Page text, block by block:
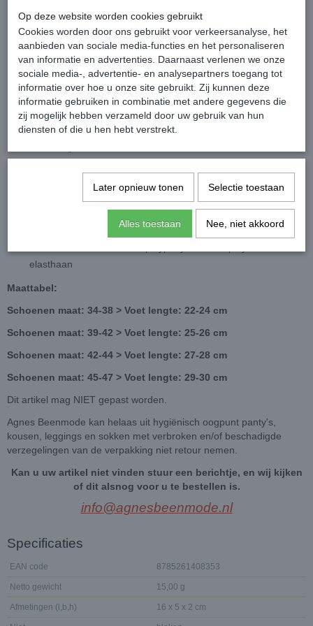
Oeko-Tex certificaat
Patroon: konijn en wortel
Maat: 43-46
2 paar
Kleur: oranje/zwart
Tenen: verstevigd
Hiel: verstevigd
Drukvrije ribboordjes
elasthaan
Maattabel:
Schoenen maat: 34-38 > Voet lengte: 22-24 cm
Schoenen maat: 39-42 > Voet lengte: 25-26 cm
Schoenen maat: 42-44 > Voet lengte: 27-28 cm
Schoenen maat: 45-47 > Voet lengte: 29-30 cm
Dit artikel mag NIET gepast worden.
Agnes Beenmode kan helaas uit hygiënisch oogpunt panty's,
kousen, leggings en sokken met verbroken en/of beschadigde
verzegelingen van de verpakking niet retour nemen.
Kan u uw artikel niet vinden stuur een berichtje, en wij kijken
of dit alsnog voor u te bestellen is.
info@agnesbeenmode.nl
Specificaties
EAN code 8785261408353
Netto gewicht 15,00 g
Afmetingen (l,b,h) 16 x 5 x 2 cm
Op deze website worden cookies gebruikt
Cookies worden door ons gebruikt voor verkeersanalyse, het
aanbieden van sociale media-functies en het personaliseren
van informatie en advertenties. Daarnaast verlenen we onze
sociale media-, advertentie- en analysepartners toegang tot
informatie over hoe u onze site gebruikt. Zij kunnen deze
informatie gebruiken in combinatie met andere gegevens die
zij mogelijk hebben verzameld door uw gebruik van hun
diensten of die u hen hebt verstrekt.
Later opnieuw tonen Selectie toestaan
Alles toestaan Nee, niet akkoord